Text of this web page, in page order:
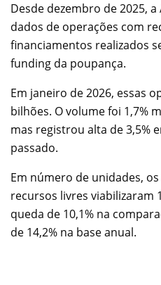
Desde dezembro de 2025,
dados de operações com
financiamentos realizados
funding da poupança.
Em janeiro de 2026, essas
bilhões. O volume foi 1,7%
mas registrou alta de 3,5%
passado.
Em número de unidades,
recursos livres viabilizaram
queda de 10,1% na
de 14,2% na base anual.